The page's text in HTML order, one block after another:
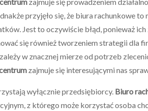
przyjęło się, że biura rachunkowe
Jest to oczywiście błąd, ponieważ
się również tworzeniem strategii dla
w znacznej mierze od potrzeb
zajmuje się interesującymi nas
wyłącznie przedsiębiorcy. Biuro
z którego może korzystać osoba